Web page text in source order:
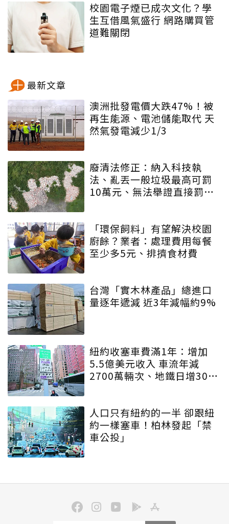
校園電子煙已成次文化？學
生互借風氣盛行 網路購買管
道難關閉
最新文章
澳洲批發電價大跌47%！被
再生能源、電池儲能取代 天
然氣發電減少1/3
廢清法修正：納入科技執
法、亂丟一般垃圾最高可罰
10萬元、無法舉證直接罰車
「環保飼料」有望解決校園
廚餘？業者：處理費用每餐
至少多5元、排擠食材費
台灣「實木林產品」總進口
量逐年遞減 近3年減幅約9%
紐約收塞車費滿1年：增加
5.5億美元收入 車流年減
2700萬輛次、地鐵日增30萬
人口只有紐約的一半 卻跟紐
約一樣塞車！柏林發起「禁
車公投」